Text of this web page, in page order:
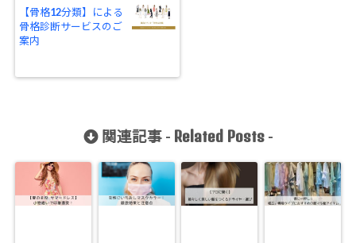
【骨格12分類】による
骨格診断サービスのご
案内
関連記事 - Related Posts-